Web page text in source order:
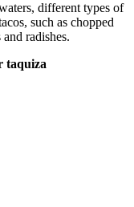
different types of
such as chopped
radishes.
taquiza